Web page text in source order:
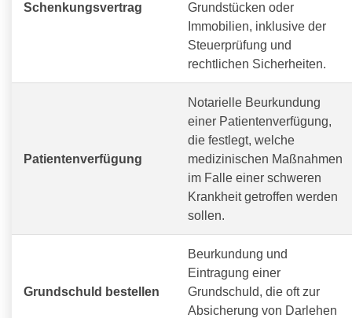
Schenkungsvertrag
Grundstücken oder
Immobilien, inklusive der
Steuerprüfung und
rechtlichen Sicherheiten.
Patientenverfügung
Notarielle Beurkundung
einer Patientenverfügung,
die festlegt, welche
medizinischen Maßnahmen
im Falle einer schweren
Krankheit getroffen werden
sollen.
Grundschuld bestellen
Beurkundung und
Eintragung einer
Grundschuld, die oft zur
Absicherung von Darlehen